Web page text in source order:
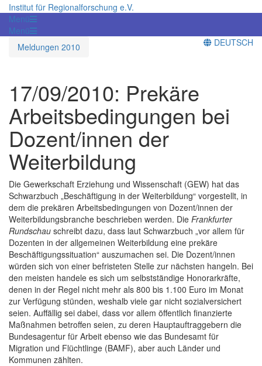
Institut für Regionalforschung e.V.
Menü
Menü
Meldungen 2010
DEUTSCH
17/09/2010: Prekäre
Arbeitsbedingungen bei
Dozent/innen der
Weiterbildung
Die Gewerkschaft Erziehung und Wissenschaft (GEW) hat das
Schwarzbuch „Beschäftigung in der Weiterbildung“ vorgestellt, in
dem die prekären Arbeitsbedingungen von Dozent/innen der
Weiterbildungsbranche beschrieben werden. Die Frankfurter
Rundschau schreibt dazu, dass laut Schwarzbuch „vor allem für
Dozenten in der allgemeinen Weiterbildung eine prekäre
Beschäftigungssituation“ auszumachen sei. Die Dozent/innen
würden sich von einer befristeten Stelle zur nächsten hangeln. Bei
den meisten handele es sich um selbstständige Honorarkräfte,
denen in der Regel nicht mehr als 800 bis 1.100 Euro im Monat
zur Verfügung stünden, weshalb viele gar nicht sozialversichert
seien. Auffällig sei dabei, dass vor allem öffentlich finanzierte
Maßnahmen betroffen seien, zu deren Hauptauftraggebern die
Bundesagentur für Arbeit ebenso wie das Bundesamt für
Migration und Flüchtlinge (BAMF), aber auch Länder und
Kommunen zählten.